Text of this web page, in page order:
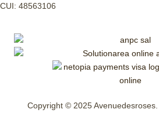
CUI: 48563106
Copyright © 2025